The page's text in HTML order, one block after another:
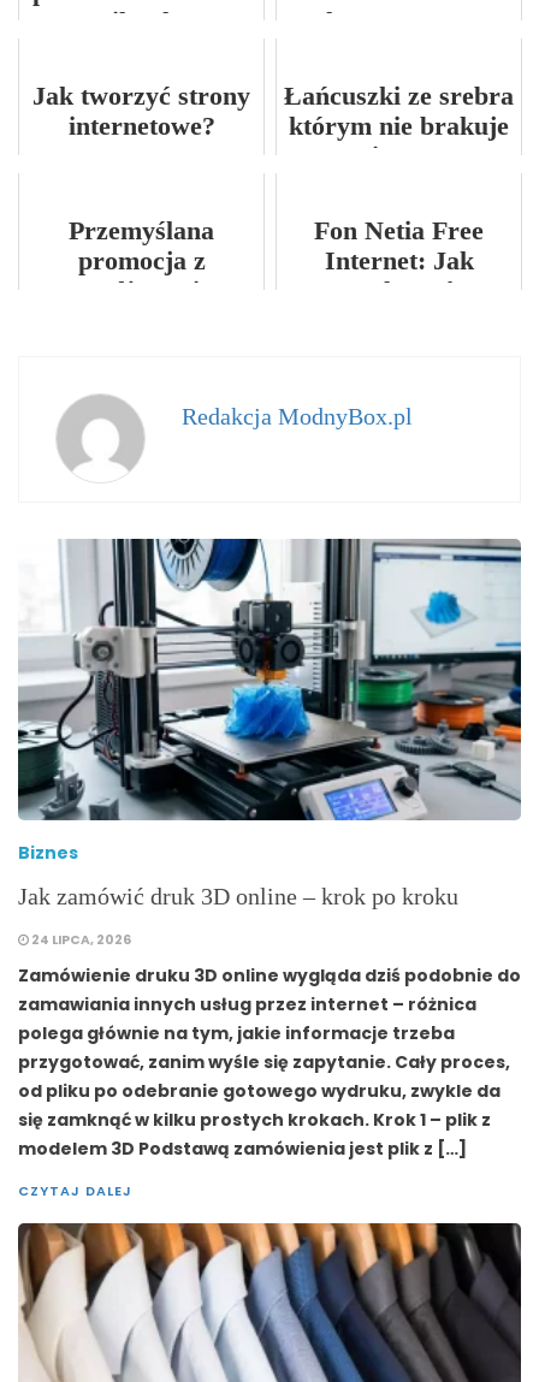
TikTok?
znaku towarowego?
Jak tworzyć strony
internetowe?
Łańcuszki ze srebra
którym nie brakuje
niczego
Przemyślana
promocja z
gadżetami
Fon Netia Free
Internet: Jak
Wyłączyć
Redakcja ModnyBox.pl
Biznes
Jak zamówić druk 3D online – krok po kroku
24 LIPCA, 2026
Zamówienie druku 3D online wygląda dziś podobnie do
zamawiania innych usług przez internet – różnica
polega głównie na tym, jakie informacje trzeba
przygotować, zanim wyśle się zapytanie. Cały proces,
od pliku po odebranie gotowego wydruku, zwykle da
się zamknąć w kilku prostych krokach. Krok 1 – plik z
modelem 3D Podstawą zamówienia jest plik z […]
CZYTAJ DALEJ